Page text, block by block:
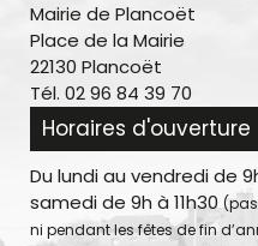
Mairie de Plancoët
Place de la Mairie
22130 Plancoët
Tél. 02 96 84 39 70
Horaires d'ouverture
Du lundi au vendredi de
samedi de 9h à 11h30
ni pendant les fêtes de fin